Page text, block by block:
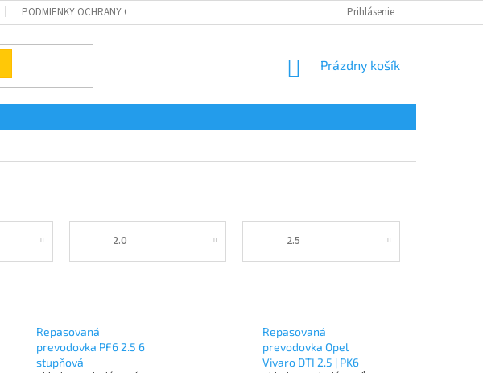
PODMIENKY OCHRANY OSOBNÝCH ÚDAJOV Prihlásenie
NÁKUPNÝ
Prázdny košík
2.0 2.5
Repasovaná
prevodovka PF6 2.5 6
stupňová
Repasovaná
prevodovka Opel
Vivaro DTI 2.5 | PK6